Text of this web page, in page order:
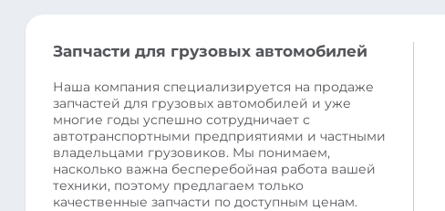
Запчасти для грузовых автомобилей
Наша компания специализируется на продаже
запчастей для грузовых автомобилей и уже
многие годы успешно сотрудничает с
автотранспортными предприятиями и частными
владельцами грузовиков. Мы понимаем,
насколько важна бесперебойная работа вашей
техники, поэтому предлагаем только
качественные запчасти по доступным ценам.